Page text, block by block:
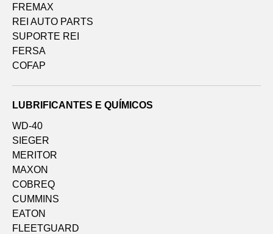
FREMAX
REI AUTO PARTS
SUPORTE REI
FERSA
COFAP
LUBRIFICANTES E QUÍMICOS
WD-40
SIEGER
MERITOR
MAXON
COBREQ
CUMMINS
EATON
FLEETGUARD